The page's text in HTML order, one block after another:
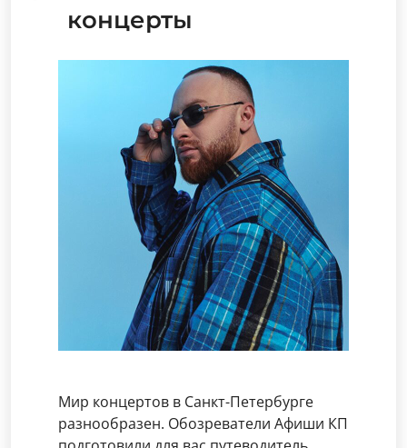
концерты
Мир концертов в Санкт-Петербурге
разнообразен. Обозреватели Афиши КП